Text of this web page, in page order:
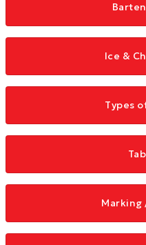
Ice &
Types